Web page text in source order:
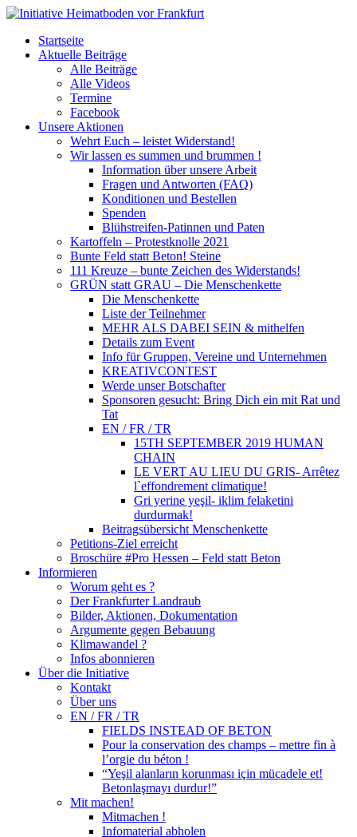
Startseite
Aktuelle Beiträge
Alle Beiträge
Alle Videos
Termine
Facebook
Unsere Aktionen
Wehrt Euch – leistet Widerstand!
Wir lassen es summen und brummen !
Information über unsere Arbeit
Fragen und Antworten (FAQ)
Konditionen und Bestellen
Spenden
Blühstreifen-Patinnen und Paten
Kartoffeln – Protestknolle 2021
Bunte Feld statt Beton! Steine
111 Kreuze – bunte Zeichen des Widerstands!
GRÜN statt GRAU – Die Menschenkette
Die Menschenkette
Liste der Teilnehmer
MEHR ALS DABEI SEIN & mithelfen
Details zum Event
Info für Gruppen, Vereine und Unternehmen
KREATIVCONTEST
Werde unser Botschafter
Sponsoren gesucht: Bring Dich ein mit Rat und
Tat
EN / FR / TR
15TH SEPTEMBER 2019 HUMAN
CHAIN
LE VERT AU LIEU DU GRIS- Arrêtez
l`effondrement climatique!
Gri yerine yeşil- iklim felaketini
durdurmak!
Beitragsübersicht Menschenkette
Petitions-Ziel erreicht
Broschüre #Pro Hessen – Feld statt Beton
Informieren
Worum geht es ?
Der Frankfurter Landraub
Bilder, Aktionen, Dokumentation
Argumente gegen Bebauung
Klimawandel ?
Infos abonnieren
Über die Initiative
Kontakt
Über uns
EN / FR / TR
FIELDS INSTEAD OF BETON
Pour la conservation des champs – mettre fin à
l’orgie du béton !
“Yeşil alanların korunması için mücadele et!
Betonlaşmayı durdur!”
Mit machen!
Mitmachen !
Infomaterial abholen